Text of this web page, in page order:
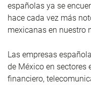
españolas ya se
hace cada vez más
mexicanas en nuestro
Las empresas
de México en sectores
financiero,